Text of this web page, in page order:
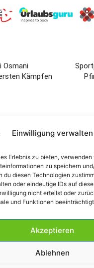
Einwilligung verwalten
Erlebnis zu bieten,
zu speichern
du diesen Technologien
oder eindeutige IDs auf
nicht erteilst oder
und Funktionen
Akzeptieren
Ablehnen
Osmani
Kämpfen